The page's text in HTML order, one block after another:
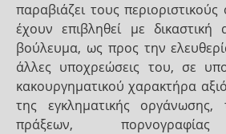
παραβιάζει τους
έχουν επιβληθεί με
βούλευμα, ως προς την
άλλες υποχρεώσεις του, σε
κακουργηματικού χαρακτήρα
της εγκληματικής οργάνωσης,
πράξεων,